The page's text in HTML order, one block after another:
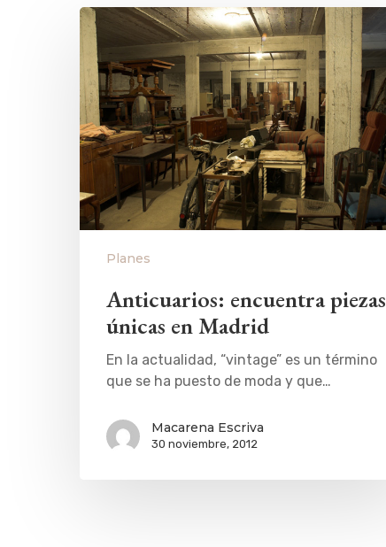
Planes
Anticuarios: encuentra piezas
únicas en Madrid
En la actualidad, “vintage” es un término
que se ha puesto de moda y que…
Macarena Escriva
30 noviembre, 2012